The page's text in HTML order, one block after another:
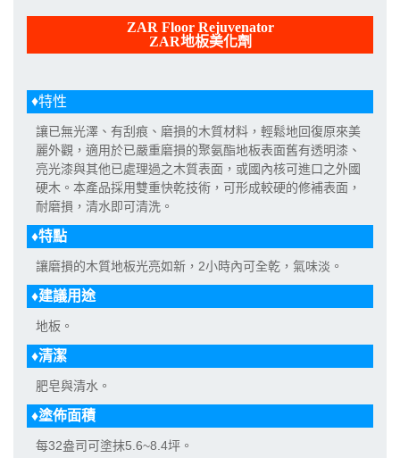
ZAR Floor Rejuvenator
ZAR地板美化劑
♦特性
讓已無光澤、有刮痕、磨損的木質材料，輕鬆地回復原來美
麗外觀，適用於已嚴重磨損的聚氨酯地板表面舊有透明漆、
亮光漆與其他已處理過之木質表面，或國內核可進口之外國
硬木。本產品採用雙重快乾技術，可形成較硬的修補表面，
耐磨損，清水即可清洗。
♦特點
讓磨損的木質地板光亮如新，2小時內可全乾，氣味淡。
♦建議用途
地板。
♦清潔
肥皂與清水。
♦塗佈面積
每32盎司可塗抹5.6~8.4坪。